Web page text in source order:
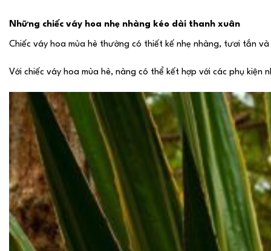
Những chiếc váy hoa nhẹ nhàng kéo dài thanh xuân
Chiếc váy hoa mùa hè thường có thiết kế nhẹ nhàng, tươi tắn
Với chiếc váy hoa mùa hè, nàng có thể kết hợp với các phụ